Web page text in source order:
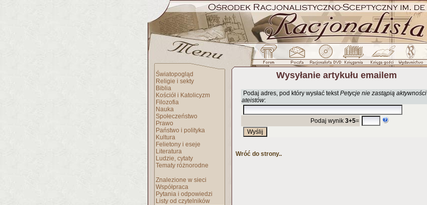
Światopogląd
Religie i sekty
Biblia
Kościół i Katolicyzm
Filozofia
Nauka
Społeczeństwo
Prawo
Państwo i polityka
Kultura
Felietony i eseje
Literatura
Ludzie, cytaty
Tematy różnorodne
Znalezione w sieci
Współpraca
Pytania i odpowiedzi
Listy od czytelników
Wysyłanie artykułu emailem
Podaj adres, pod który wysłać tekstPetycje nie zastąpią aktywności
ateistów:
Podaj wynik 3+5=
Wróć do strony..